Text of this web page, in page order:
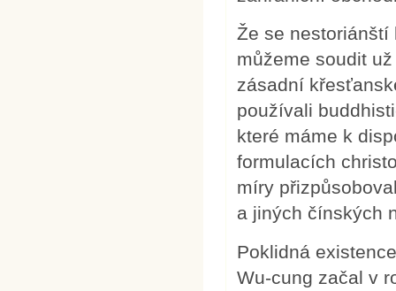
Že se
můžeme soudit
zásadní
používali
které máme k
formulacích
míry
a jiných čínských
Poklidná
Wu-cung začal v